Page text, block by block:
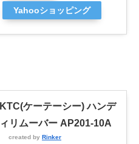
Yahooショッピング
KTC(ケーテーシー) ハンデ
ィリムーバー AP201-10A
created by Rinker